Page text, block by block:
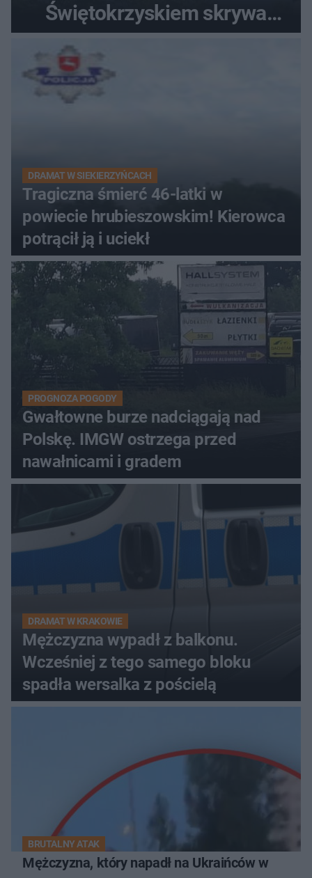
Świętokrzyskiem skrywa
zabytki, bywał tu nawet król
DRAMAT W SIEKIERZYŃCACH
Tragiczna śmierć 46-latki w
powiecie hrubieszowskim! Kierowca
potrącił ją i uciekł
PROGNOZA POGODY
Gwałtowne burze nadciągają nad
Polskę. IMGW ostrzega przed
nawałnicami i gradem
DRAMAT W KRAKOWIE
Mężczyzna wypadł z balkonu.
Wcześniej z tego samego bloku
spadła wersalka z pościelą
BRUTALNY ATAK
Mężczyzna, który napadł na Ukraińców w